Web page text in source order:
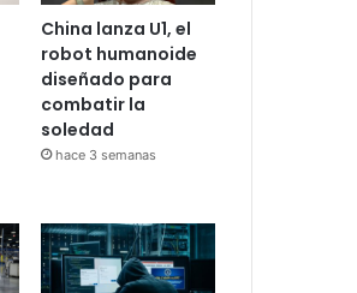
China lanza U1, el
robot humanoide
diseñado para
combatir la
soledad
hace 3 semanas